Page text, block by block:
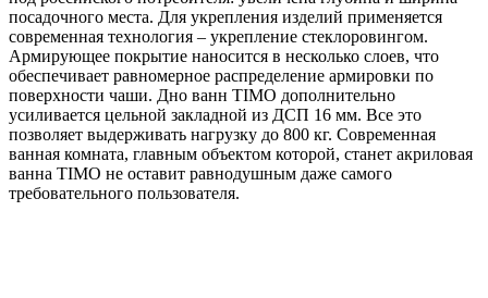
посадочного места. Для укрепления изделий применяется
современная технология – укрепление стеклоровингом.
Армирующее покрытие наносится в несколько слоев, что
обеспечивает равномерное распределение армировки по
поверхности чаши. Дно ванн TIMO дополнительно
усиливается цельной закладной из ДСП 16 мм. Все это
позволяет выдерживать нагрузку до 800 кг. Современная
ванная комната, главным объектом которой, станет акриловая
ванна TIMO не оставит равнодушным даже самого
требовательного пользователя.